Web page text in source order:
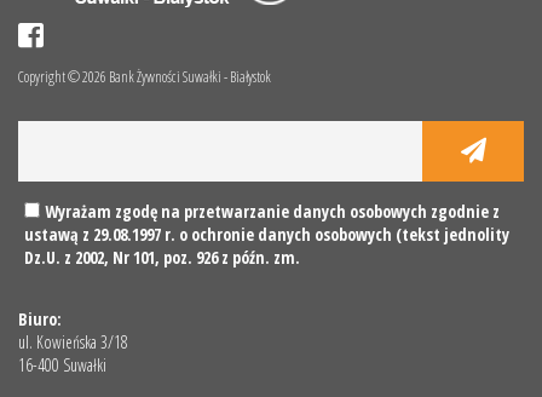
Copyright © 2026 Bank Żywności Suwałki - Białystok
Wyrażam zgodę na przetwarzanie danych osobowych zgodnie z
ustawą z 29.08.1997 r. o ochronie danych osobowych (tekst jednolity
Dz.U. z 2002, Nr 101, poz. 926 z późn. zm.
Biuro:
ul. Kowieńska 3/18
16-400 Suwałki